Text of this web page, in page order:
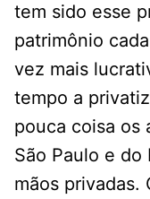
tem sido esse
patrimônio
vez mais
tempo a
pouca coisa os
São Paulo e do
mãos privadas.